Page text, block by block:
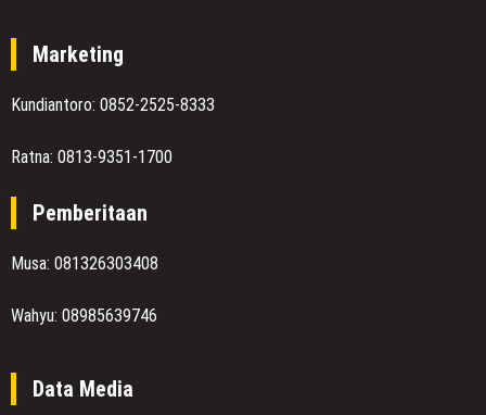
Marketing
Kundiantoro: 0852-2525-8333
Ratna: 0813-9351-1700
Pemberitaan
Musa: 081326303408
Wahyu: 08985639746
Data Media